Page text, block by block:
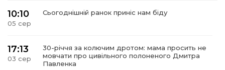
10:10
05 сер
Сьогоднішній ранок приніс нам біду
17:13
03 сер
30-річчя за колючим дротом: мама просить не
мовчати про цивільного полоненого Дмитра
Павленка